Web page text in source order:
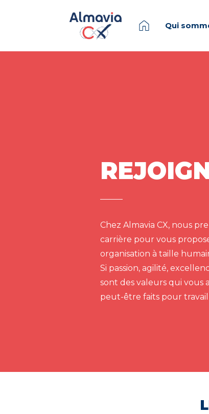
Qui
Chez Almavia CX, nous
carrière pour vous
organisation à taille
Si passion, agilité,
sont des valeurs qui vous
peut-être faits pour